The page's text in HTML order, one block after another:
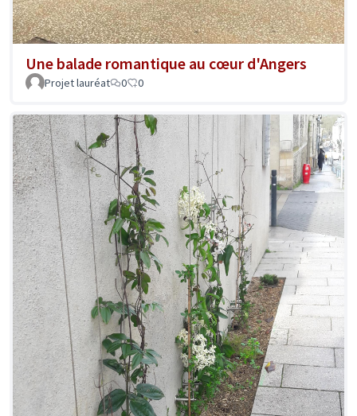
Une balade romantique au cœur d'Angers
Projet lauréat 0 0